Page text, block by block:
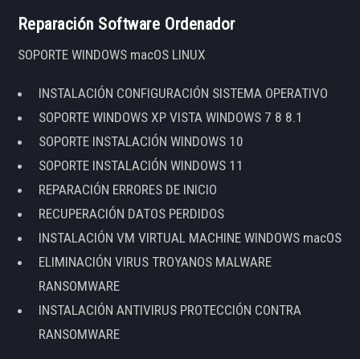
Reparación Software Ordenador
SOPORTE WINDOWS macOS LINUX
INSTALACIÓN CONFIGURACIÓN SISTEMA OPERATIVO
SOPORTE WINDOWS XP VISTA WINDOWS 7 8 8.1
SOPORTE INSTALACIÓN WINDOWS 10
SOPORTE INSTALACIÓN WINDOWS 11
REPARACIÓN ERRORES DE INICIO
RECUPERACIÓN DATOS PERDIDOS
INSTALACIÓN VM VIRTUAL MACHINE WINDOWS macOS
ELIMINACIÓN VIRUS TROYANOS MALWARE
RANSOMWARE
INSTALACIÓN ANTIVIRUS PROTECCIÓN CONTRA
RANSOMWARE